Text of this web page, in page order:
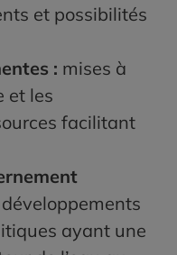
et possibilités
: mises à
et les
facilitant
ayant une